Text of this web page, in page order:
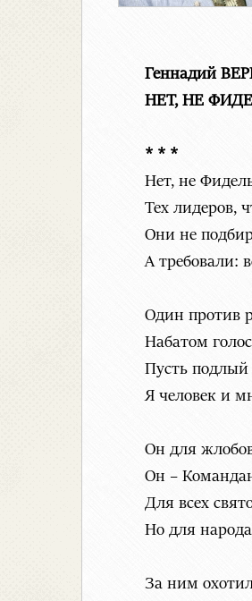
Геннадий
НЕТ, НЕ
* * *
Нет, не
Тех лидеров,
Они не
А требовали:
Один против
Набатом
Пусть подлый
Я человек и
Он для
Он –
Для всех
Но для
За ним